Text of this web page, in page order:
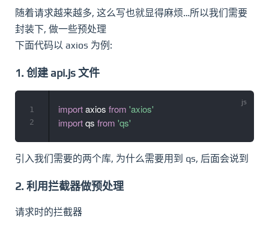
随着请求越来越多, 这么写也就显得麻烦…所以我们需要
封装下, 做一些预处理
下面代码以 axios 为例:
1. 创建 api.js 文件
import axios from 'axios'
import qs from 'qs'
1
2
引入我们需要的两个库, 为什么需要用到 qs, 后面会说到
2. 利用拦截器做预处理
请求时的拦截器